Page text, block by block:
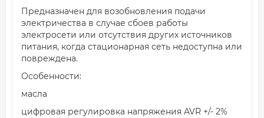
Предназначен для возобновления подачи
электричества в случае сбоев работы
электросети или отсутствия других источников
питания, когда стационарная сеть недоступна или
повреждена.
Особенности:
масла
цифровая регулировка напряжения AVR +/- 2%